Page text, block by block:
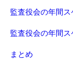
監査役会の年間
監査役会の年間ス
まとめ